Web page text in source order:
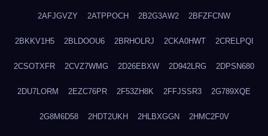
2AFJGVZY 2ATPPOCH 2B2G3AW2 2BFZFCNW
2BKKV1H5 2BLDOOU6 2BRHOLRJ 2CKA0HWT 2CRELPQI
2CSOTXFR 2CVZ7WMG 2D26EBXW 2D942LRG 2DPSN680
2DU7LORM 2EZC76PR 2F53ZH8K 2FFJSSR3 2G789XQE
2G8M6D58 2HDT2UKH 2HLBXGGN 2HMC2F0V